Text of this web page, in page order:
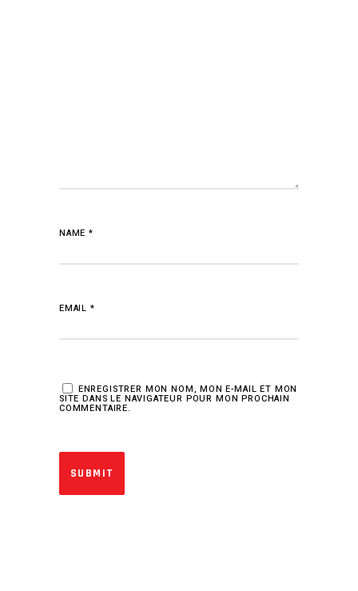
NAME*
EMAIL *
ENREGISTRER MON NOM, MON E-MAIL ET MON
SITE DANS LE NAVIGATEUR POUR MON PROCHAIN
COMMENTAIRE.